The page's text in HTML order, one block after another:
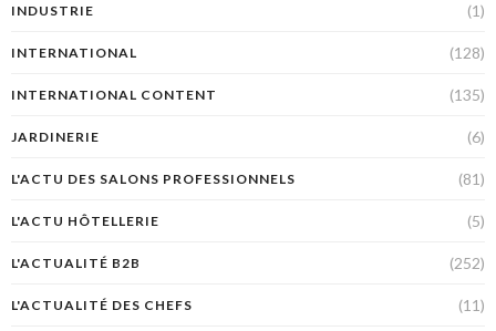
INDUSTRIE (1)
INTERNATIONAL (128)
INTERNATIONAL CONTENT (135)
JARDINERIE (6)
L'ACTU DES SALONS PROFESSIONNELS (81)
L'ACTU HÔTELLERIE (5)
L'ACTUALITÉ B2B (252)
L'ACTUALITÉ DES CHEFS (11)